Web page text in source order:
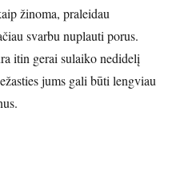
žinoma, praleidau
svarbu nuplauti porus.
itin gerai sulaiko nedidelį
jums gali būti lengviau